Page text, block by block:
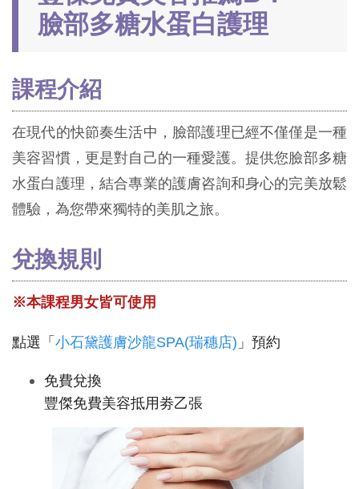
臉部多糖水蛋白護理
課程介紹
在現代的快節奏生活中，臉部護理已經不僅僅是一種
美容習慣，更是對自己的一種愛護。提供您臉部多糖
水蛋白護理，結合專業的護膚咨詢和身心的完美放鬆
體驗，為您帶來獨特的美肌之旅。
兌換規則
※本課程男女皆可使用
點選「 小石黛護膚沙龍SPA(瑞穗店) 」預約
免費兌換
豐傑免費美容抵用劵乙張